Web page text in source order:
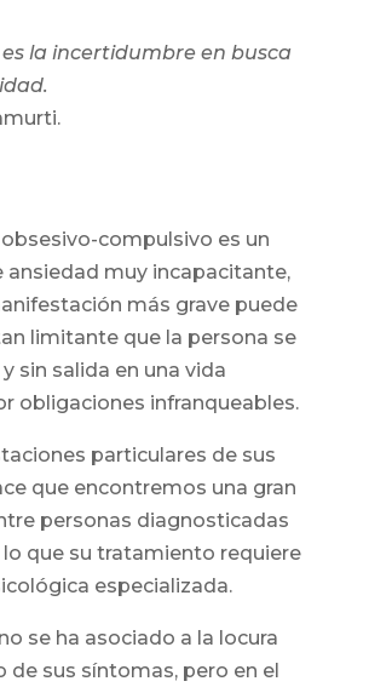
es la incertidumbre en busca
compulsivo es un
ansiedad muy incapacitante,
más grave puede
limitante que la persona se
sin salida en una vida
obligaciones infranqueables.
particulares de sus
que encontremos una gran
personas diagnosticadas
lo que su tratamiento requiere
especializada.
se ha asociado a la locura
de sus síntomas, pero en el